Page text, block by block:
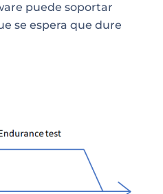
puede soportar
se espera que dure